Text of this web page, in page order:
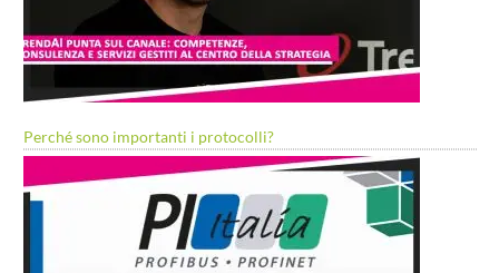
Perché sono importanti i protocolli?